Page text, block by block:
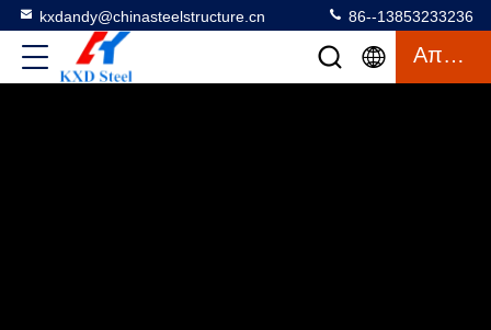
kxdandy@chinasteelstructure.cn 86--13853233236
Απόσπασμα